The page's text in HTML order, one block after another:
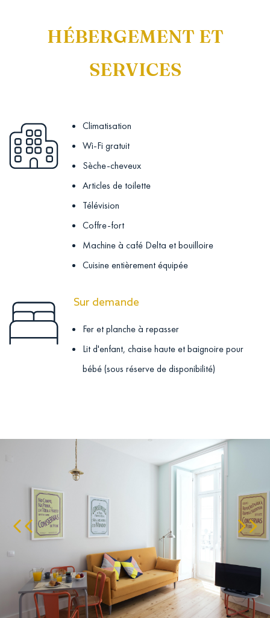
HÉBERGEMENT ET
SERVICES
Climatisation
Wi-Fi gratuit
Sèche-cheveux
Articles de toilette
Télévision
Coffre-fort
Machine à café Delta et bouilloire
Cuisine entièrement équipée
Sur demande
Fer et planche à repasser
Lit d'enfant, chaise haute et baignoire pour
bébé (sous réserve de disponibilité)